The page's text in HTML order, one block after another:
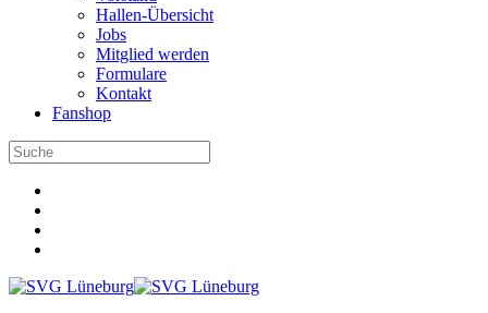
Hallen-Übersicht
Jobs
Mitglied werden
Formulare
Kontakt
Fanshop